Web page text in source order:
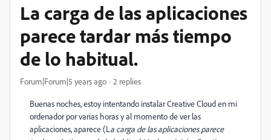
La carga de las aplicaciones
parece tardar más tiempo
de lo habitual.
Forum|Forum|5 years ago 2 replies
Buenas noches, estoy intentando instalar Creative Cloud en mi
ordenador por varias horas y al momento de ver las
aplicaciones, aparece (L a carga de las aplicaciones parece